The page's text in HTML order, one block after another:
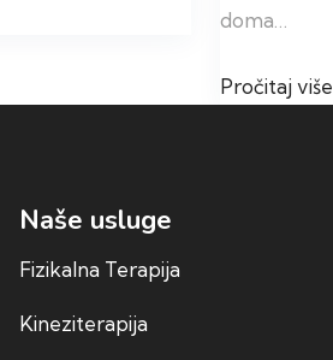
doma…
Pročitaj više
Naše usluge
Fizikalna Terapija
Kineziterapija